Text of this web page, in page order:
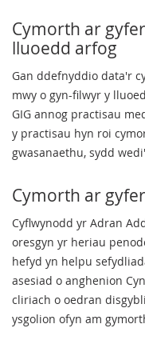
Cymorth ar
lluoedd arfog
Gan ddefnyddio data'r
mwy o gyn-filwyr y
GIG annog practisau
y practisau hyn roi
gwasanaethu, sydd
Cymorth ar
Cyflwynodd yr Adran
oresgyn yr heriau
hefyd yn helpu
asesiad o anghenion
cliriach o oedran
ysgolion ofyn am